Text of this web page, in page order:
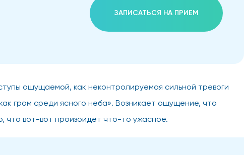
ЗАПИСАТЬСЯ НА ПРИЕМ
ощущаемой, как неконтролируемая сильной тревоги
гром среди ясного неба». Возникает ощущение, что
что вот-вот произойдёт что-то ужасное.